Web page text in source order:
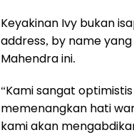
Keyakinan Ivy bukan
address, by name
Mahendra ini.
“Kami sangat
memenangkan hati
kami akan